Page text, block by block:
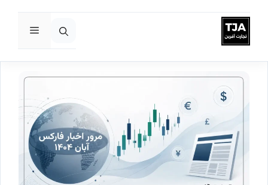
پرش
به
فهرست